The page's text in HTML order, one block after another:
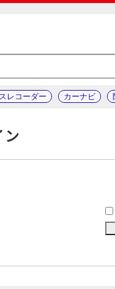
レコーダー カーナビ